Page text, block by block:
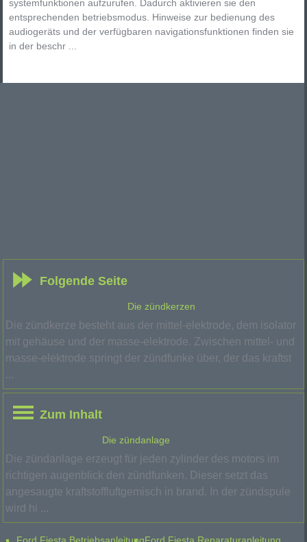
systemfunktionen aufzurufen. Dadurch aktivieren sie den
entsprechenden betriebsmodus. Hinweise zur bedienung des
audiogeräts und der verfügbaren navigationsfunktionen finden sie
in der beschr ...
Folgende Seite
Die zündkerzen
Die zündkerze besteht aus der mittel-elektrode, dem isolator
mit gehäuse und der masse-elektrode. Zwischen mittel- und
masse-elektrode springt der zündfunke über, der das kraftst
...
Zum Inhalt
Die zündanlage
Die zündanlage erzeugt für jeden zylinder des motors im
richtigen augenblick den zündfunken. Dieser setzt das
angesaugte kraftstoffluftgemisch in brand. In der zündspule
wird hi ...
Ford Fiesta BetriebsanleitungFord Fiesta Reparaturanleitung